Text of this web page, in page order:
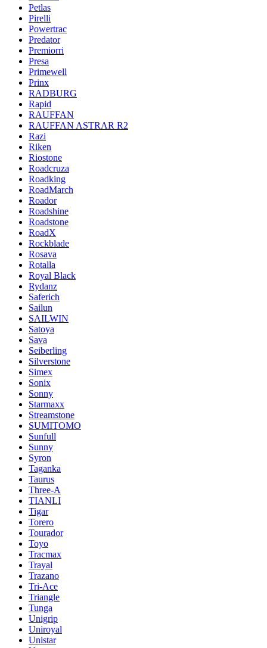
Petlas
Pirelli
Powertrac
Predator
Premiorri
Presa
Primewell
Prinx
RADBURG
Rapid
RAUFFAN
RAUFFAN ASTRAR R2
Razi
Riken
Riostone
Roadcruza
Roadking
RoadMarch
Roador
Roadshine
Roadstone
RoadX
Rockblade
Rosava
Rotalla
Royal Black
Rydanz
Saferich
Sailun
SAILWIN
Satoya
Sava
Seiberling
Silverstone
Simex
Sonix
Sonny
Starmaxx
Streamstone
SUMITOMO
Sunfull
Sunny
Syron
Taganka
Taurus
Three-A
TIANLI
Tigar
Torero
Tourador
Toyo
Tracmax
Trayal
Trazano
Tri-Ace
Triangle
Tunga
Unigrip
Uniroyal
Unistar